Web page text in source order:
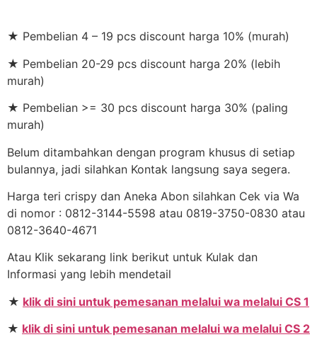
★ Pembelian 4 – 19 pcs discount harga 10% (murah)
★ Pembelian 20-29 pcs discount harga 20% (lebih
murah)
★ Pembelian >= 30 pcs discount harga 30% (paling
murah)
Belum ditambahkan dengan program khusus di setiap
bulannya, jadi silahkan Kontak langsung saya segera.
Harga teri crispy dan Aneka Abon silahkan Cek via Wa
di nomor : 0812-3144-5598 atau 0819-3750-0830 atau
0812-3640-4671
Atau Klik sekarang link berikut untuk Kulak dan
Informasi yang lebih mendetail
★ klik di sini untuk pemesanan melalui wa melalui CS 1
★ klik di sini untuk pemesanan melalui wa melalui CS 2